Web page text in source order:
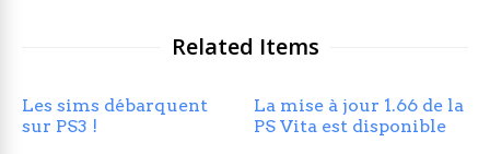
Related Items
Les sims débarquent
sur PS3 !
La mise à jour 1.66 de la
PS Vita est disponible